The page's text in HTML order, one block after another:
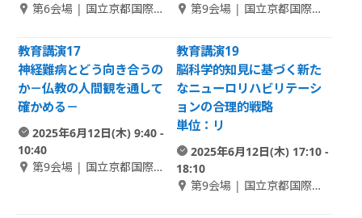
第6会場 | 国立京都国際会
第9会場 | 国立京都国際会
教育講演17
神経難病とどう向き合うの
か－仏教の人間観を通して
確かめる－
2025年6月12日(木) 9:40 -
10:40
第9会場 | 国立京都国際会
教育講演19
脳科学的知見に基づく新た
なニューロリハビリテーシ
ョンの合理的戦略
単位：リ
2025年6月12日(木) 17:10 -
18:10
第9会場 | 国立京都国際会